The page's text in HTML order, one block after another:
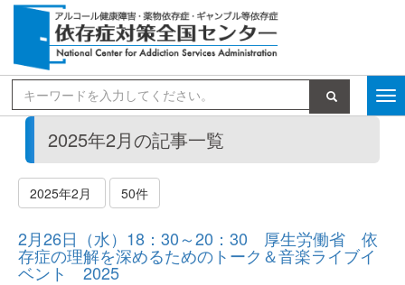
検索
2025年2月の記事一覧
2025年2月 50件
2月26日（水）18：30～20：30 厚生労働省 依
存症の理解を深めるためのトーク＆音楽ライブイ
ベント 2025